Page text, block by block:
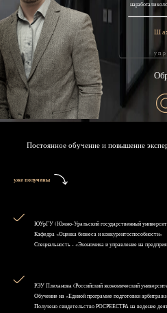
наработали
Постоянное обучение и повышение
уже получены
ЮУрГУ (Южно-Уральский государственный
Кафедра «Оценка бизнеса и конкурентоспособности»
Специальность - «Экономика и управление на
РЭУ Плеханова (Российский экономический
Обучение на «Единой программе подготовки
Получено свидетельство РОСРЕЕСТРА на ведение